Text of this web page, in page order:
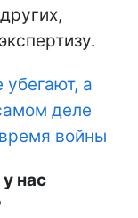
а
деле
войны
нас